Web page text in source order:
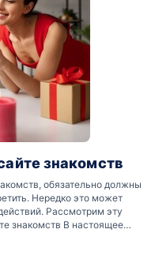
знакомств
обязательно должны
Нередко это может
Рассмотрим эту
знакомств В настоящее